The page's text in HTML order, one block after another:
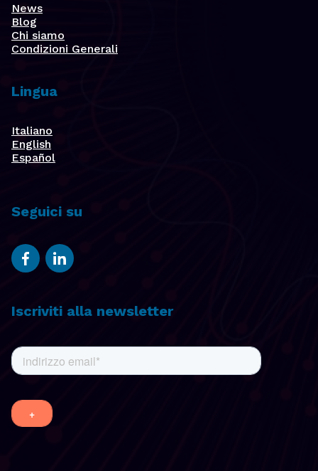
News
Blog
Chi siamo
Condizioni Generali
Lingua
Italiano
English
Español
Seguici su
Iscriviti alla newsletter